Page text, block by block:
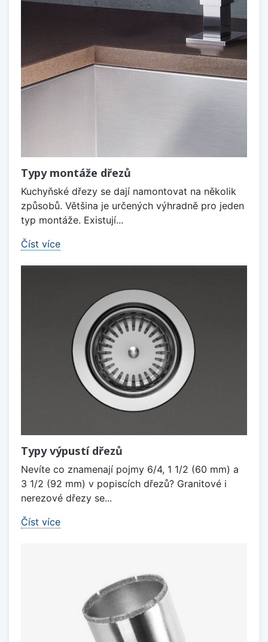
Typy montáže dřezů
Kuchyňské dřezy se dají namontovat na několik
způsobů. Většina je určených výhradně pro jeden
typ montáže. Existují...
Číst více
Typy výpustí dřezů
Nevíte co znamenají pojmy 6/4, 1 1/2 (60 mm) a
3 1/2 (92 mm) v popiscích dřezů? Granitové i
nerezové dřezy se...
Číst více